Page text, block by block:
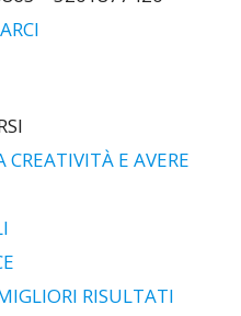
CREATIVITÀ E AVERE
RISULTATI